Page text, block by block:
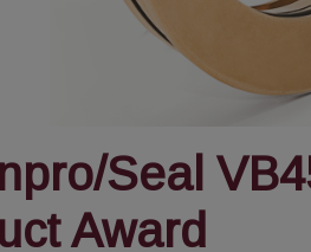
Seal
Award